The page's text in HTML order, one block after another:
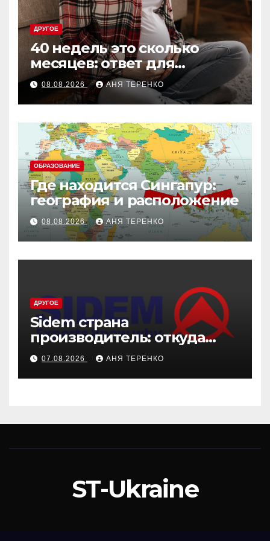
ДРУГОЕ
40 недель это сколько
месяцев: ответ для
беременных и не только
08.08.2026 АНЯ ТЕРЕНКО
ОБРАЗОВАНИЕ
Где находится Сингапур:
география и расположение
08.08.2026 АНЯ ТЕРЕНКО
ДРУГОЕ
Sidem страна
производитель: откуда
родом эти детали
07.08.2026 АНЯ ТЕРЕНКО
ST-Ukraine